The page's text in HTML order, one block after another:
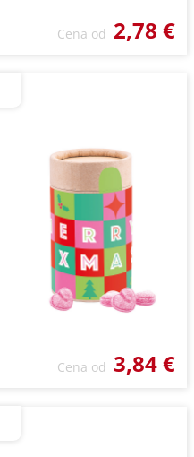
Cena od 2,78 €
Cena od 3,84 €